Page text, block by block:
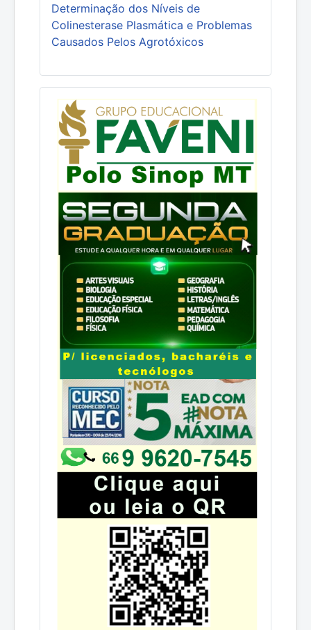
Determinação dos Níveis de
Colinesterase Plasmática e Problemas
Causados Pelos Agrotóxicos